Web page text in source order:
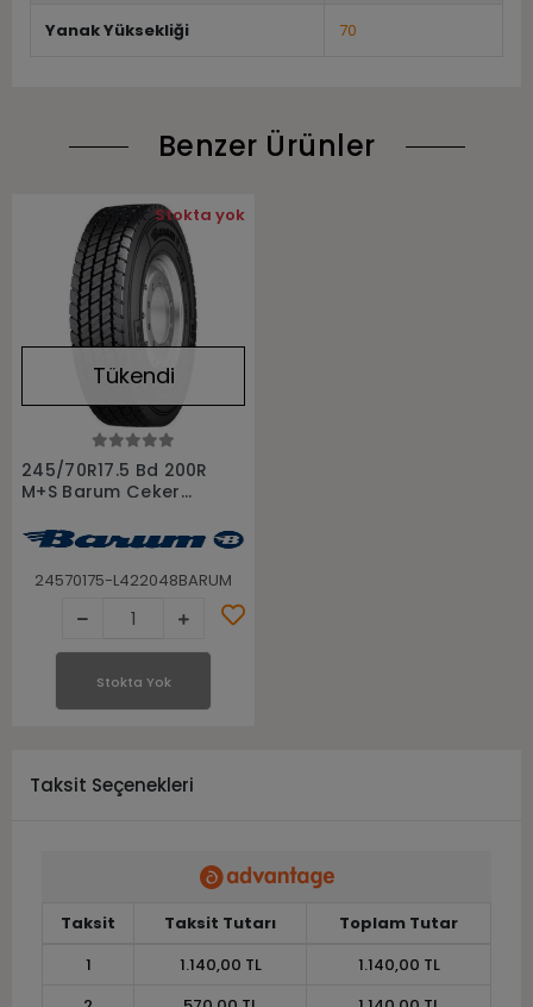
Yanak Yüksekliği 70
Benzer Ürünler
Stokta Yok
Tükendi
245/70R17.5 Bd 200R
M+S Barum Çeker
Lastiği
24570175-L422048BARUM
Stok:Stokta yok
Stokta Yok
Taksit Seçenekleri
Taksit Taksit Tutarı
Toplam Tutar
1
1.140,00 TL
1.140,00 TL